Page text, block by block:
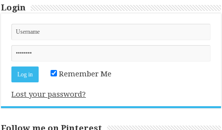
Login
Remember Me
Lost your password?
Follow me on Pinterest